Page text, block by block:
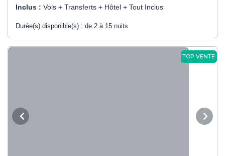
Inclus : Vols + Transferts + Hôtel + Tout Inclus
Durée(s) disponible(s) : de 2 à 15 nuits
TOP VENTE